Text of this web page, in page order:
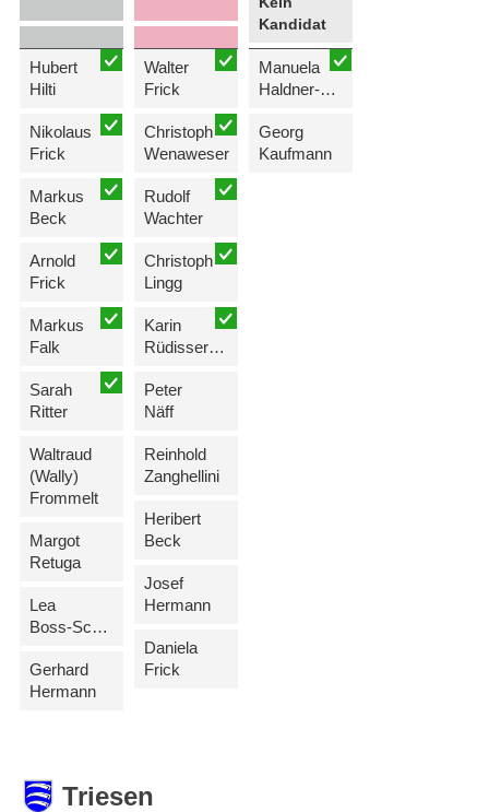
Hubert
Hilti
Nikolaus
Frick
Markus
Beck
Arnold
Frick
Markus
Falk
Sarah
Ritter
Waltraud
(Wally)
Frommelt
Margot
Retuga
Lea
Boss-Schierscher
Gerhard
Hermann
Walter
Frick
Christoph
Wenaweser
Rudolf
Wachter
Christoph
Lingg
Karin
Rüdisser-Quaderer
Peter
Näff
Reinhold
Zanghellini
Heribert
Beck
Josef
Hermann
Daniela
Frick
Kandidat
Manuela
Haldner-Schierscher
Georg
Kaufmann
Triesen